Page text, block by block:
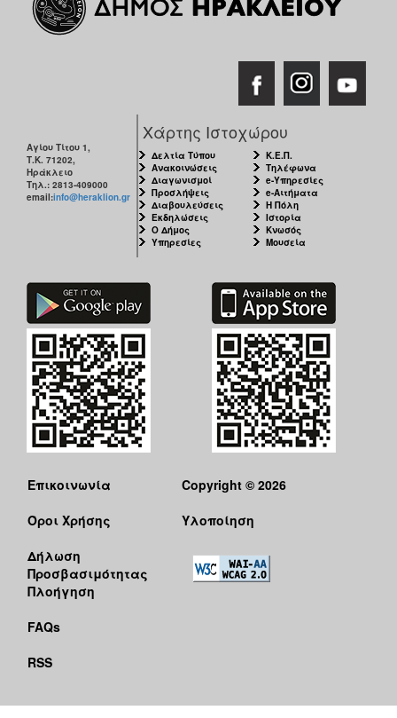
ΔΗΜΟΣ
Αγίου Τίτου 1,
Τ.Κ. 71202,
Ηράκλειο
Τηλ.: 2813-409000
email:info@heraklion.gr
Χάρτης Ιστοχώρου
Δελτία Τύπου
Ανακοινώσεις
Διαγωνισμοί
Προσλήψεις
Διαβουλεύσεις
Εκδηλώσεις
Ο Δήμος
Υπηρεσίες
Κ.Ε.Π.
Τηλέφωνα
e-Υπηρεσίες
e-Αιτήματα
Η Πόλη
Ιστορία
Κνωσός
Μουσεία
Επικοινωνία
Όροι Χρήσης
Δήλωση
Προσβασιμότητας
Πλοήγηση
FAQs
RSS
Copyright © 2026
Υλοποίηση